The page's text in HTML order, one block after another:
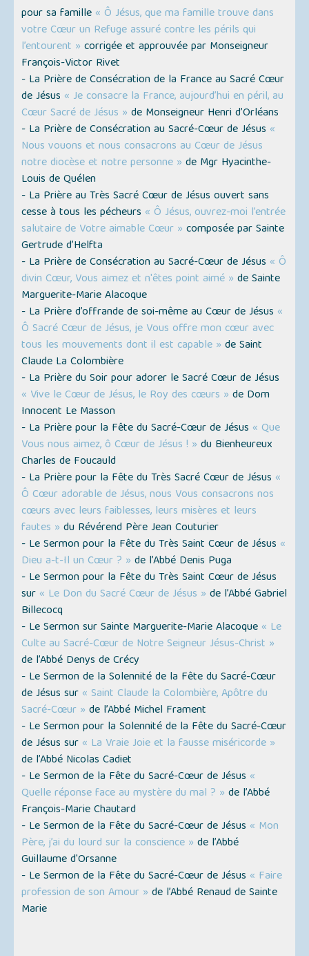
pour sa famille « Ô Jésus, que ma famille trouve dans
votre Cœur un Refuge assuré contre les périls qui
l’entourent » corrigée et approuvée par Monseigneur
François-Victor Rivet
- La Prière de Consécration de la France au Sacré Cœur
de Jésus « Je consacre la France, aujourd’hui en péril, au
Cœur Sacré de Jésus » de Monseigneur Henri d’Orléans
- La Prière de Consécration au Sacré-Cœur de Jésus «
Nous vouons et nous consacrons au Cœur de Jésus
notre diocèse et notre personne » de Mgr Hyacinthe-
Louis de Quélen
- La Prière au Très Sacré Cœur de Jésus ouvert sans
cesse à tous les pécheurs « Ô Jésus, ouvrez-moi l’entrée
salutaire de Votre aimable Cœur » composée par Sainte
Gertrude d’Helfta
- La Prière de Consécration au Sacré-Cœur de Jésus « Ô
divin Cœur, Vous aimez et n'êtes point aimé » de Sainte
Marguerite-Marie Alacoque
- La Prière d’offrande de soi-même au Cœur de Jésus «
Ô Sacré Cœur de Jésus, je Vous offre mon cœur avec
tous les mouvements dont il est capable » de Saint
Claude La Colombière
- La Prière du Soir pour adorer le Sacré Cœur de Jésus
« Vive le Cœur de Jésus, le Roy des cœurs » de Dom
Innocent Le Masson
- La Prière pour la Fête du Sacré-Cœur de Jésus « Que
Vous nous aimez, ô Cœur de Jésus ! » du Bienheureux
Charles de Foucauld
- La Prière pour la Fête du Très Sacré Cœur de Jésus «
Ô Cœur adorable de Jésus, nous Vous consacrons nos
cœurs avec leurs faiblesses, leurs misères et leurs
fautes » du Révérend Père Jean Couturier
- Le Sermon pour la Fête du Très Saint Cœur de Jésus «
Dieu a-t-Il un Cœur ? » de l’Abbé Denis Puga
- Le Sermon pour la Fête du Très Saint Cœur de Jésus
sur « Le Don du Sacré Cœur de Jésus » de l’Abbé Gabriel
Billecocq
- Le Sermon sur Sainte Marguerite-Marie Alacoque « Le
Culte au Sacré-Cœur de Notre Seigneur Jésus-Christ »
de l’Abbé Denys de Crécy
- Le Sermon de la Solennité de la Fête du Sacré-Cœur
de Jésus sur « Saint Claude la Colombière, Apôtre du
Sacré-Cœur » de l’Abbé Michel Frament
- Le Sermon pour la Solennité de la Fête du Sacré-Cœur
de Jésus sur « La Vraie Joie et la fausse miséricorde »
de l’Abbé Nicolas Cadiet
- Le Sermon de la Fête du Sacré-Cœur de Jésus «
Quelle réponse face au mystère du mal ? » de l’Abbé
François-Marie Chautard
- Le Sermon de la Fête du Sacré-Cœur de Jésus « Mon
Père, j’ai du lourd sur la conscience » de l’Abbé
Guillaume d'Orsanne
- Le Sermon de la Fête du Sacré-Cœur de Jésus « Faire
profession de son Amour » de l’Abbé Renaud de Sainte
Marie